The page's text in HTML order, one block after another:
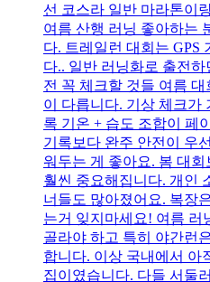
선 코스라 일반 마라톤이
여름 산행 러닝 좋아하는
다. 트레일런 대회는 GPS
다.. 일반 러닝화로 출전
전 꼭 체크할 것들 여름
이 다릅니다. 기상 체크가
록 기온 + 습도 조합이 페
기록보다 완주 안전이 우
워두는 게 좋아요. 봄 대
훨씬 중요해집니다. 개인
너들도 많아졌어요. 복장
는거 잊지마세요! 여름 러
골라야 하고 특히 야간런
합니다. 이상 국내에서 아
집이였습니다. 다들 서둘